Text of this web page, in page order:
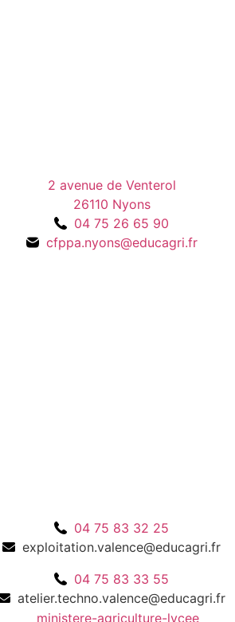
2 avenue de Venterol
26110 Nyons
04 75 26 65 90
cfppa.nyons@educagri.fr
04 75 83 32 25
exploitation.valence@educagri.fr
04 75 83 33 55
atelier.techno.valence@educagri.fr